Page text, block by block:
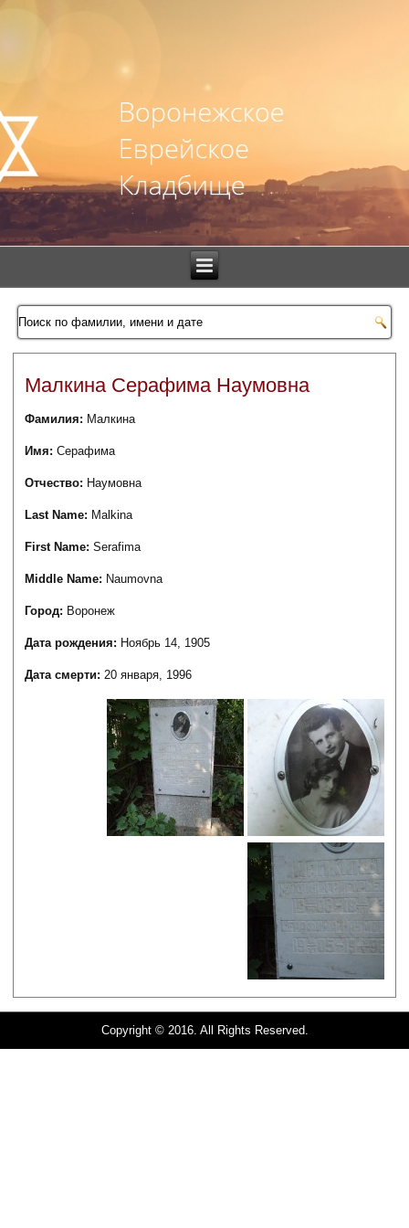
Малкина Серафима Наумовна
Фамилия: Малкина
Имя:Серафима
Отчество: Наумовна
Last Name: Malkina
First Name:Serafima
Middle Name: Naumovna
Город: Воронеж
Дата рождения: Ноябрь 14, 1905
Дата смерти:20 января, 1996
Copyright © 2016. All Rights Reserved.